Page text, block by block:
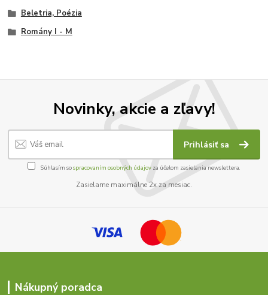
Beletria, Poézia
Romány I - M
Novinky, akcie a zľavy!
Prihlásiť sa
Súhlasím sospracovaním osobných údajov za účelom zasielania newslettera.
Zasielame maximálne 2x za mesiac.
Nákupný poradca